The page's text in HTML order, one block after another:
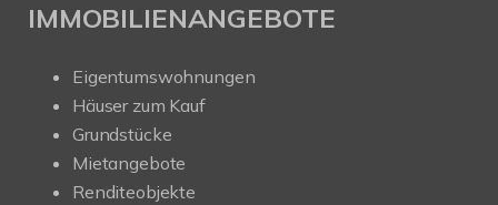
IMMOBILIENANGEBOTE
Eigentumswohnungen
Häuser zum Kauf
Grundstücke
Mietangebote
Renditeobjekte